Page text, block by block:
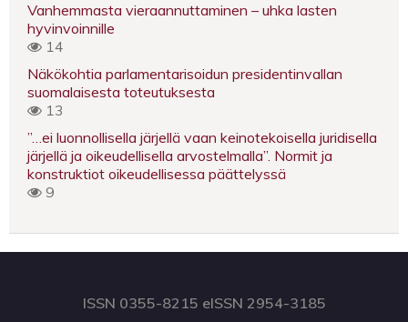
Vanhemmasta vieraannuttaminen – uhka lasten
hyvinvoinnille
14
Näkökohtia parlamentarisoidun presidentinvallan
suomalaisesta toteutuksesta
13
”…ei luonnollisella järjellä vaan keinotekoisella juridisella
järjellä ja oikeudellisella arvostelmalla”. Normit ja
konstruktiot oikeudellisessa päättelyssä
9
ISSN 0355-8215 eISSN 2954-3185